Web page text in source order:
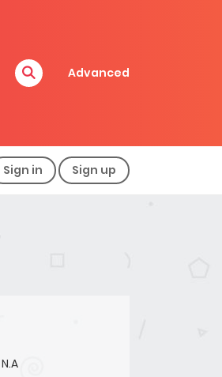
Advanced
Sign in Sign up
N.A